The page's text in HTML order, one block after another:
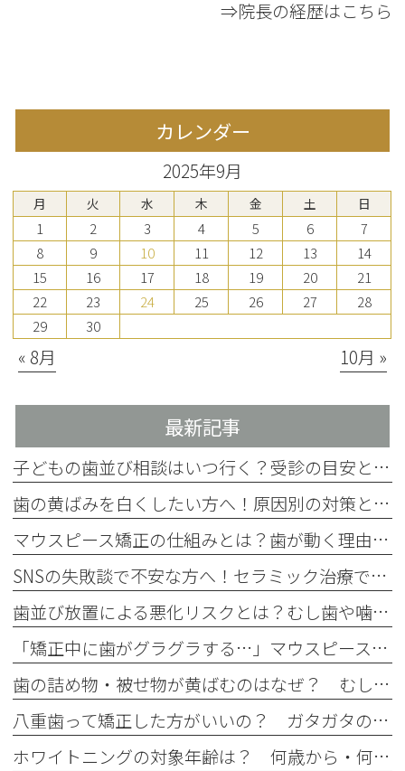
⇒院長の経歴はこちら
カレンダー
2025年9月
月 火 水 木 金 土 日
1 2 3 4 5 6
7
8
9 10 11 12 13
14
15
16 17 18 19 20
21
22
23 24 25 26 27
28
29
30
« 8月 10月 »
最新記事
子どもの歯並び相談はいつ行く？受診の目安とチェック項目を解説
歯の黄ばみを白くしたい方へ！原因別の対策と4つの方法を歯科医師が解説
マウスピース矯正の仕組みとは？歯が動く理由をわかりやすく解説
SNSの失敗談で不安な方へ！セラミック治療で後悔しない事前確認
歯並び放置による悪化リスクとは？むし歯や噛み合わせへの影響を解説
「矯正中に歯がグラグラする…」マウスピース矯正中のぐらつきの原因と注意点
歯の詰め物・被せ物が黄ばむのはなぜ？ むし歯治療後に起こる経年劣化
八重歯って矯正した方がいいの？ ガタガタの歯並びはマウスピース矯正で治せる？
ホワイトニングの対象年齢は？ 何歳から・何歳でもできるの？